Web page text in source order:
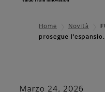
Home Novità
prosegue
Marzo 24, 2026